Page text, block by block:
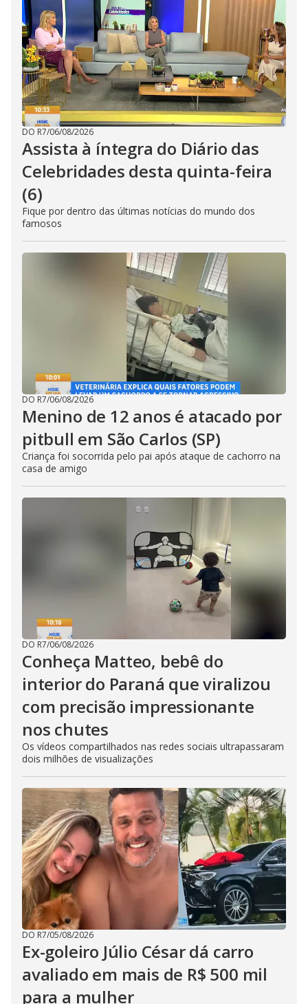
DO R7/06/08/2026
Assista à íntegra do Diário das
Celebridades desta quinta-feira
(6)
Fique por dentro das últimas notícias do mundo dos
famosos
DO R7/06/08/2026
Menino de 12 anos é atacado por
pitbull em São Carlos (SP)
Criança foi socorrida pelo pai após ataque de cachorro na
casa de amigo
DO R7/06/08/2026
Conheça Matteo, bebê do
interior do Paraná que viralizou
com precisão impressionante
nos chutes
Os vídeos compartilhados nas redes sociais ultrapassaram
dois milhões de visualizações
DO R7/05/08/2026
Ex-goleiro Júlio César dá carro
avaliado em mais de R$ 500 mil
para a mulher